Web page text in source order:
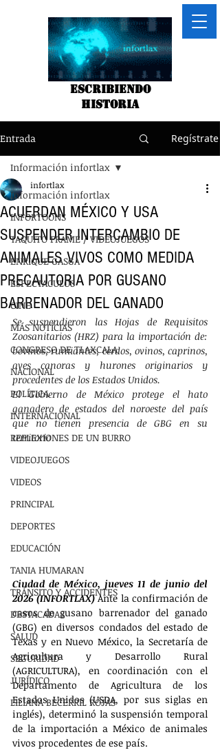
Escribiendo
historia
Entrada Regístrate
Información infortlax
INFORTOONS
TAQUITO FRAME / VIDEOJUEGOS
ENRIQUE GASGA
ESPECTACULOS
CINE
MÁS NOTÍCIAS
CONGRESO DE TLAXCALA
NACIONAL
POLÍTICA
INTERNACIONAL
REFLEXIONES DE UN BURRO
VIDEOJUEGOS
VIDEOS
PRINCIPAL
DEPORTES
EDUCACIÓN
TANIA HUMARAN
TRÁNSITO Y ACCIDENTES
DESTACADAS
SALUD
SEGURIDAD
JURÍDICO
LILIANA BECERRIL ROJAS
Información infortlax
ACUERDAN MÉXICO Y USA
SUSPENDER INTERCAMBIO DE
ANIMALES VIVOS COMO MEDIDA
PRECAUTORIA POR GUSANO
BARRENADOR DEL GANADO
infortlax
Se suspendieron las Hojas de Requisitos
Zoosanitarios (HRZ) para la importación de:
bovinos, rumiantes, cerdos, ovinos, caprinos,
aves canoras y hurones originarios y
procedentes de los Estados Unidos.
El Gobierno de México protege el hato
ganadero de estados del noroeste del país
que no tienen presencia de GBG en su
territorio
Ciudad de México, jueves 11 de junio del
2026 (INFORTLAX) Ante la confirmación de
casos de gusano barrenador del ganado
(GBG) en diversos condados del estado de
Texas y en Nuevo México, la Secretaría de
Agricultura y Desarrollo Rural
(AGRICULTURA), en coordinación con el
Departamento de Agricultura de los
Estados Unidos (USDA, por sus siglas en
inglés), determinó la suspensión temporal
de la importación a México de animales
vivos procedentes de ese país.